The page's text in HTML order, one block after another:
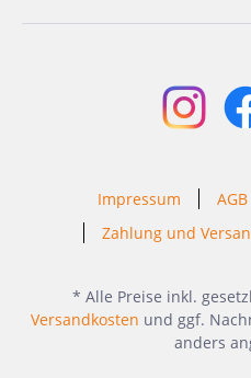
Impressum AGB
Zahlung und
* Alle Preise inkl.
Versandkosten und ggf.
anders